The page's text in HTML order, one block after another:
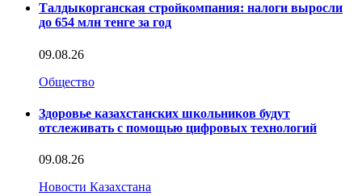
Талдыкорганская стройкомпания: налоги выросли
до 654 млн тенге за год
09.08.26
Общество
Здоровье казахстанских школьников будут
отслеживать с помощью цифровых технологий
09.08.26
Новости Казахстана